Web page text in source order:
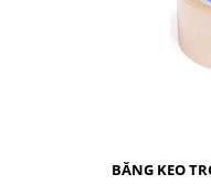
BĂNG KEO